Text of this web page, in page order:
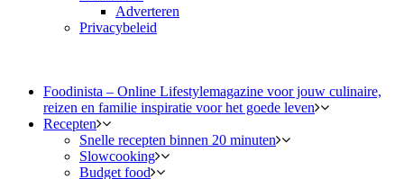
Adverteren
Privacybeleid
Foodinista – Online Lifestylemagazine voor jouw culinaire,
reizen en familie inspiratie voor het goede leven
Recepten
Snelle recepten binnen 20 minuten
Slowcooking
Budget food